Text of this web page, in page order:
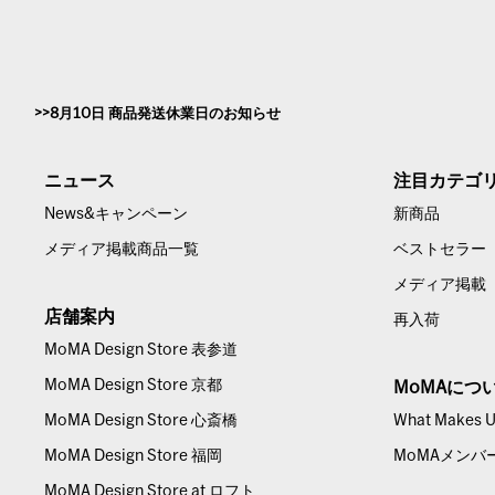
8月10日 商品発送休業日のお知らせ
ニュース
News&キャンペーン
メディア掲載商品一覧
店舗案内
MoMA Design Store 表参道
MoMA Design Store 京都
MoMA Design Store 心斎橋
MoMA Design Store 福岡
MoMA Design Store at ロフト
注目カテゴ
新商品
ベストセラー
メディア掲載
再入荷
MoMAにつ
What Makes
MoMAメンバ